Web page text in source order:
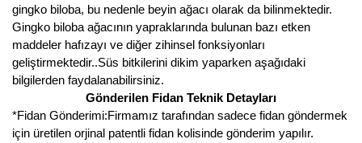
gingko biloba, bu nedenle beyin ağacı olarak da bilinmektedir.
Gingko biloba ağacının yapraklarında bulunan bazı etken
maddeler hafızayı ve diğer zihinsel fonksiyonları
geliştirmektedir..Süs bitkilerini dikim yaparken aşağıdaki
bilgilerden faydalanabilirsiniz.
Gönderilen Fidan Teknik Detayları
*Fidan Gönderimi:Firmamız tarafından sadece fidan göndermek
için üretilen orjinal patentli fidan kolisinde gönderim yapılır.
Kayısı Fidanı
Keçiboynuzu Fidanı
Kestane Fidanı
Kiraz Fidanı